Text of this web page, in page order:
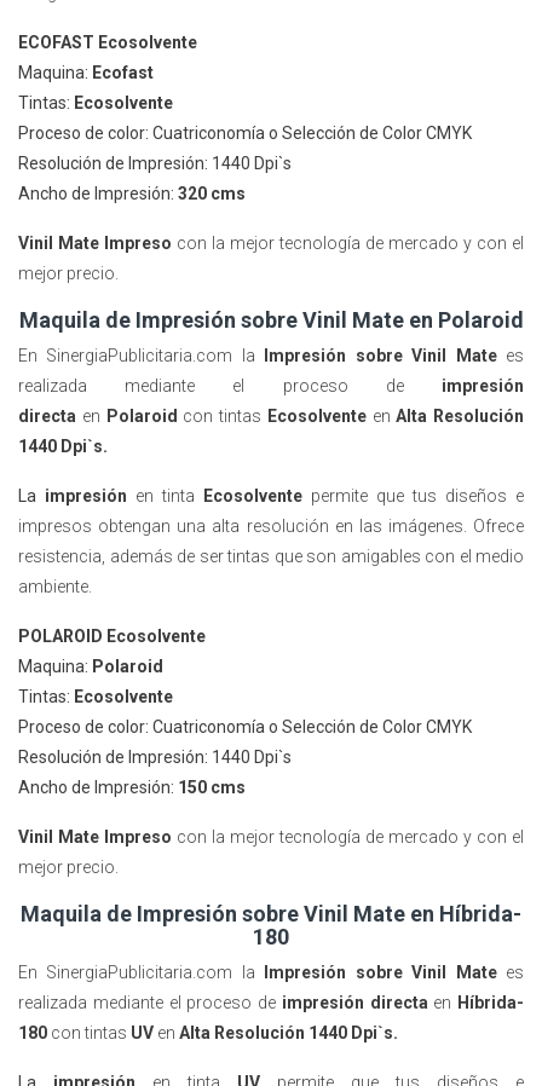
ECOFAST Ecosolvente
Maquina: Ecofast
Tintas: Ecosolvente
Proceso de color: Cuatriconomía o Selección de Color CMYK
Resolución de Impresión: 1440 Dpi`s
Ancho de Impresión: 320 cms
Vinil Mate Impreso con la mejor tecnología de mercado y con el
mejor precio.
Maquila de Impresión sobre Vinil Mate en Polaroid
En SinergiaPublicitaria.com la Impresión sobre Vinil Matees
realizada mediante el proceso de impresión
directa en Polaroid con tintas EcosolventeenAlta Resolución
1440 Dpi`s.
La impresión en tinta Ecosolvente permite que tus diseños e
impresos obtengan una alta resolución en las imágenes. Ofrece
resistencia, además de ser tintas que son amigables con el medio
ambiente.
POLAROID Ecosolvente
Maquina: Polaroid
Tintas: Ecosolvente
Proceso de color: Cuatriconomía o Selección de Color CMYK
Resolución de Impresión: 1440 Dpi`s
Ancho de Impresión: 150 cms
Vinil Mate Impreso con la mejor tecnología de mercado y con el
mejor precio.
Maquila de Impresión sobre Vinil Mate en Híbrida-
180
En SinergiaPublicitaria.com la Impresión sobre Vinil Matees
realizada mediante el proceso de impresión directa en Híbrida-
180 con tintas UV en Alta Resolución 1440 Dpi`s.